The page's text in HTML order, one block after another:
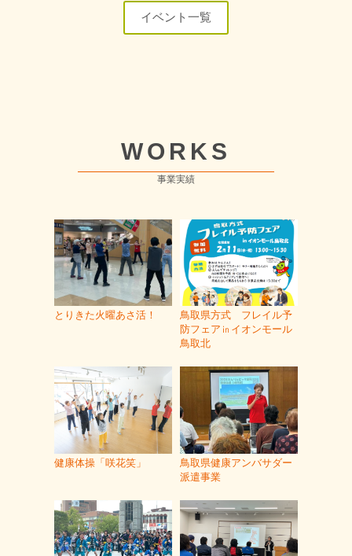
イベント一覧
WORKS
事業実績
とりきた火曜あさ活！
鳥取県方式 フレイル予
防フェア㏌イオンモール
鳥取北
健康体操「咲花笑」
鳥取県健康アンバサダー
派遣事業